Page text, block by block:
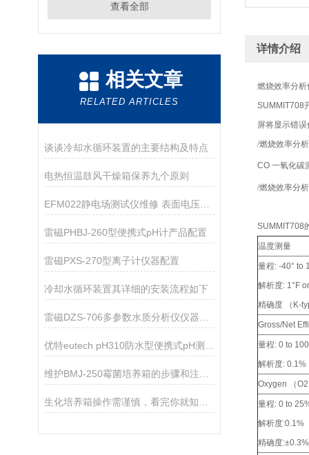
查看全部
相关文章
RELATED ARTICLES
谈谈冷却水循环装置的主要结构及特点
电热恒温鼓风干燥箱保养九个原则
雷磁PHBJ-260型便携式pH计产品配置
雷磁PXS-270型离子计仪器配置
冷却水循环装置其详细的安装流程如下
详情介绍
燃烧效率分
SUMMIT708
屏将显示错
/燃烧效率分
CO 一氧化碳
/燃烧效率分
SUMMIT708
温度测量
量程: -40° to
解析度: 1°F
精确度 （K-
Gross/Net
量程: 0 to
解析度: 0.1%
Oxygen （
量程: 0 to
解析度:0.1%
精确度:±0.3%